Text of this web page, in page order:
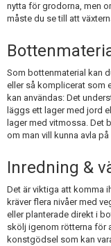
nytta för grodorna, men
måste du se till att
Som bottenmaterial kan
eller så komplicerat som
kan användas: Det
läggs ett lager med jord
lager med vitmossa. Det
om man vill kunna avla
Inredning &
Det är viktiga att komma
kräver flera nivåer med
eller planterade direkt i
skölj igenom rötterna för
konstgödsel som kan